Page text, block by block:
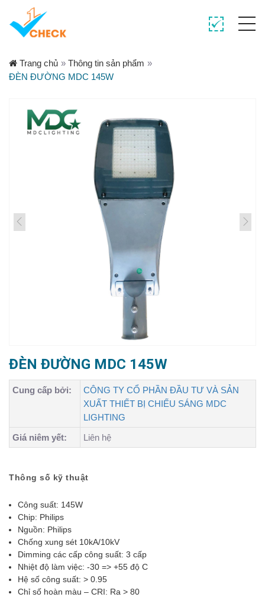
Trang chủ » Thông tin sản phẩm »
ĐÈN ĐƯỜNG MDC 145W
ĐÈN ĐƯỜNG MDC 145W
Cung cấp bởi:
CÔNG TY CỔ PHẦN ĐẦU TƯ VÀ SẢN
XUẤT THIẾT BỊ CHIẾU SÁNG MDC
LIGHTING
Giá niêm yết:
Liên hệ
Thông số kỹ thuật
Công suất: 145W
Chip: Philips
Nguồn: Philips
Chống xung sét 10kA/10kV
Dimming các cấp công suất: 3 cấp
Nhiệt độ làm việc: -30 => +55 độ C
Hệ số công suất: > 0.95
Chỉ số hoàn màu – CRI: Ra > 80